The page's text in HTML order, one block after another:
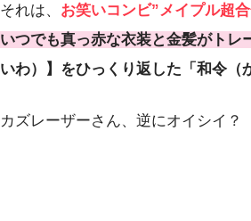
それは、 お笑いコンビ”メイプル超
いつでも真っ赤な衣装と金髪がトレ
いわ）】をひっくり返した「和令（
カズレーザーさん、逆にオイシイ？